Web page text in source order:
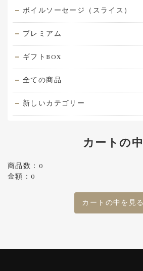
ボイルソーセージ（スライス）
プレミアム
ギフトBOX
全ての商品
新しいカテゴリー
カートの中
商品数：0
金額：0
カートの中を見る